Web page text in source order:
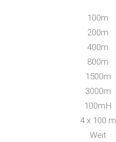
100m
200m
400m
800m
1500m
3000m
100mH
4 x 100 m
Weit